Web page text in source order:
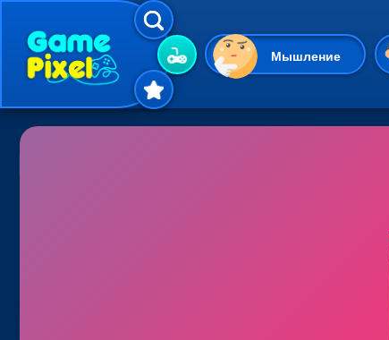
Мышление
Гиперказуальные